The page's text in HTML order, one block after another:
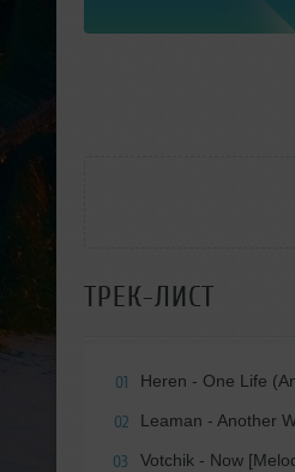
ТРЕК-ЛИСТ
01 Heren - One Life
02 Leaman - Another
03 Votchik - Now